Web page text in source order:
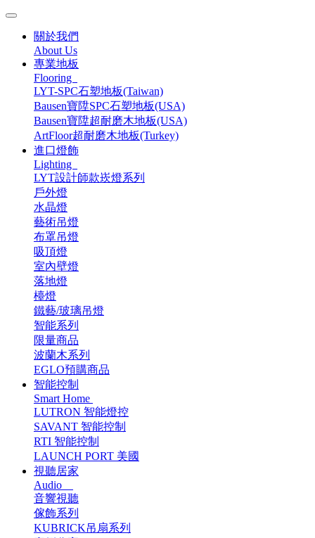
關於我們
About Us
專業地板
Flooring
LYT-SPC石塑地板(Taiwan)
Bausen寶陞SPC石塑地板(USA)
Bausen寶陞超耐磨木地板(USA)
ArtFloor超耐磨木地板(Turkey)
進口燈飾
Lighting
LYT設計師款崁燈系列
戶外燈
水晶燈
藝術吊燈
布罩吊燈
吸頂燈
室內壁燈
落地燈
檯燈
鐵藝/玻璃吊燈
智能系列
限量商品
波蘭木系列
EGLO預購商品
智能控制
Smart Home
LUTRON 智能燈控
SAVANT 智能控制
RTI 智能控制
LAUNCH PORT 美國
視聽居家
Audio
音響視聽
傢飾系列
KUBRICK吊扇系列